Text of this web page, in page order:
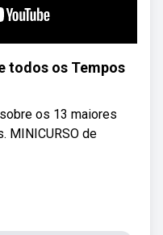
todos os Tempos
os 13 maiores
MINICURSO de